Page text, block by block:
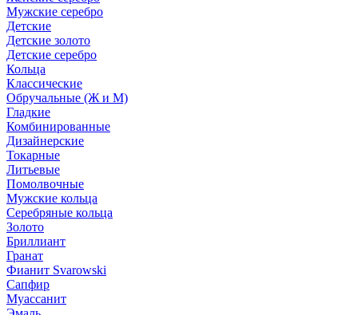
Мужские серебро
Детские
Детские золото
Детские серебро
Кольца
Классические
Обручальные (Ж и М)
Гладкие
Комбинированные
Дизайнерские
Токарные
Литьевые
Помолвочные
Мужские кольца
Серебряные кольца
Золото
Бриллиант
Гранат
Фианит Svarowski
Сапфир
Муассанит